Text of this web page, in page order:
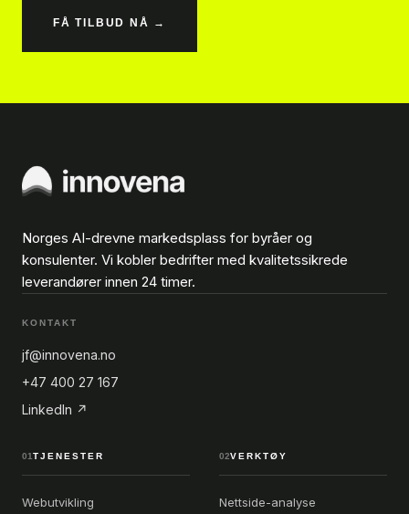
FÅ TILBUD NÅ →
Norges AI-drevne markedsplass for byråer og
konsulenter. Vi kobler bedrifter med kvalitetssikrede
leverandører innen 24 timer.
KONTAKT
jf@innovena.no
+47 400 27 167
LinkedIn ↗
01TJENESTER
Webutvikling
02VERKTØY
Nettside-analyse